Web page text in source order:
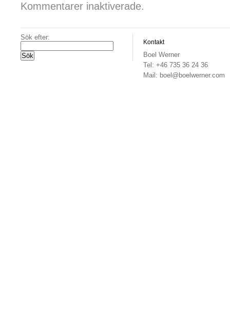
Kommentarer inaktiverade.
Sök efter:
Kontakt
Boel Werner
Tel: +46 735 36 24 36
Mail: boel@boelwerner.com